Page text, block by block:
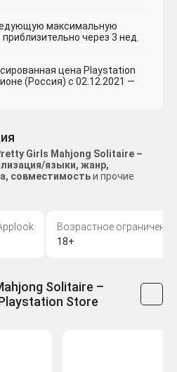
максимальную
через 3 нед.
цена Playstation
(Россия) с 02.12.2021 —
Girls Mahjong Solitaire –
языки, жанр,
совместимостьи прочие
Возрастное ограничение
18+
Solitaire –
Store